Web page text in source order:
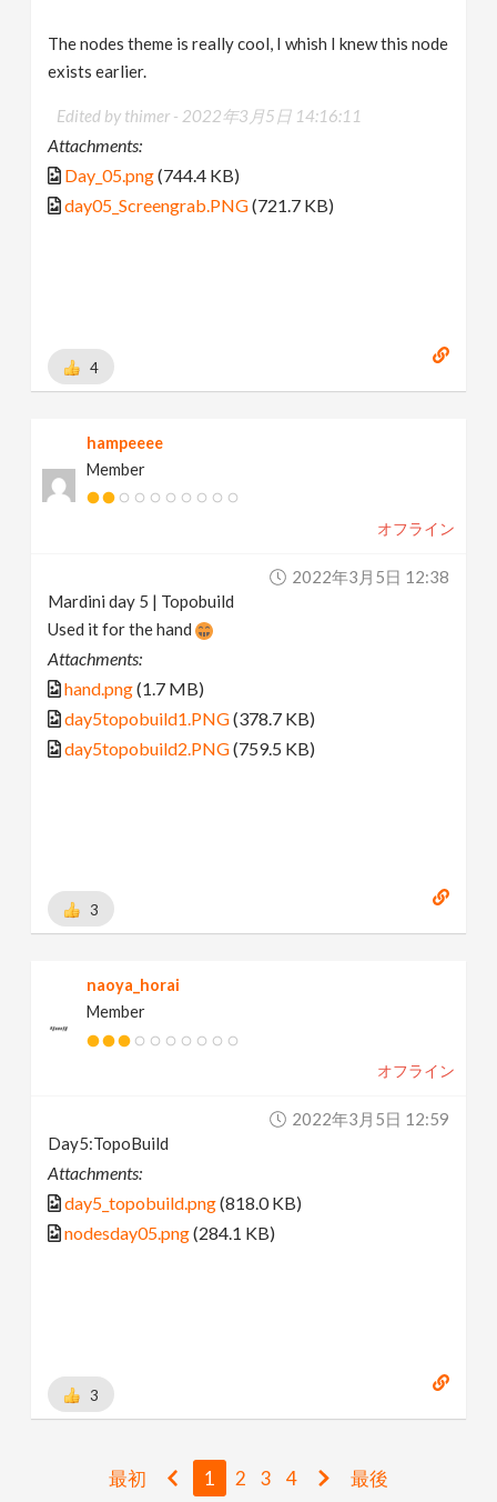
The nodes theme is really cool, I whish I knew this node
exists earlier.
Edited by thimer - 2022年3月5日 14:16:11
Attachments:
Day_05.png(744.4 KB)
day05_Screengrab.PNG(721.7 KB)
4
hampeeee
Member
オフライン
2022年3月5日 12:38
Mardini day 5 | Topobuild
Used it for the hand
Attachments:
hand.png(1.7 MB)
day5topobuild1.PNG(378.7 KB)
day5topobuild2.PNG(759.5 KB)
3
naoya_horai
Member
オフライン
2022年3月5日 12:59
Day5:TopoBuild
Attachments:
day5_topobuild.png(818.0 KB)
nodesday05.png(284.1 KB)
3
最初 1 2 3 4 最後